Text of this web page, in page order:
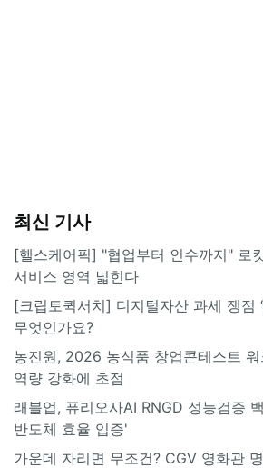
최신 기사
[헬스케어픽] "협업부터 인수까지" 로
서비스 영역 넓힌다
[크립토퀵서치] 디지털자산 과세 쟁점
무엇인가요?
농진원, 2026 농식품 창업콘테스트 워
역량 강화에 초점
래블업, 퓨리오사AI RNGD 성능검증 백
반도체 효율 입증'
가운데 자리면 무조건? CGV 영화관